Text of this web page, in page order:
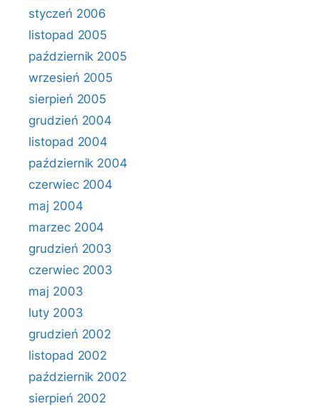
styczeń 2006
listopad 2005
październik 2005
wrzesień 2005
sierpień 2005
grudzień 2004
listopad 2004
październik 2004
czerwiec 2004
maj 2004
marzec 2004
grudzień 2003
czerwiec 2003
maj 2003
luty 2003
grudzień 2002
listopad 2002
październik 2002
sierpień 2002